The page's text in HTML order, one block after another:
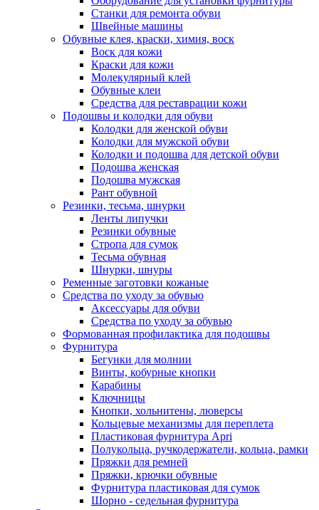
Станки для ремонта обуви
Швейные машины
Обувные клея, краски, химия, воск
Воск для кожи
Краски для кожи
Молекулярный клей
Обувные клеи
Средства для реставрации кожи
Подошвы и колодки для обуви
Колодки для женской обуви
Колодки для мужской обуви
Колодки и подошва для детской обуви
Подошва женская
Подошва мужская
Рант обувной
Резинки, тесьма, шнурки
Ленты липучки
Резинки обувные
Стропа для сумок
Тесьма обувная
Шнурки, шнуры
Ременные заготовки кожаные
Средства по уходу за обувью
Аксессуары для обуви
Средства по уходу за обувью
Формованная профилактика для подошвы
Фурнитура
Бегунки для молнии
Винты, кобурные кнопки
Карабины
Ключницы
Кнопки, хольнитены, люверсы
Кольцевые механизмы для переплета
Пластиковая фурнитура Apri
Полукольца, ручкодержатели, кольца, рамки
Пряжки для ремней
Пряжки, крючки обувные
Фурнитура пластиковая для сумок
Шорно - седельная фурнитура